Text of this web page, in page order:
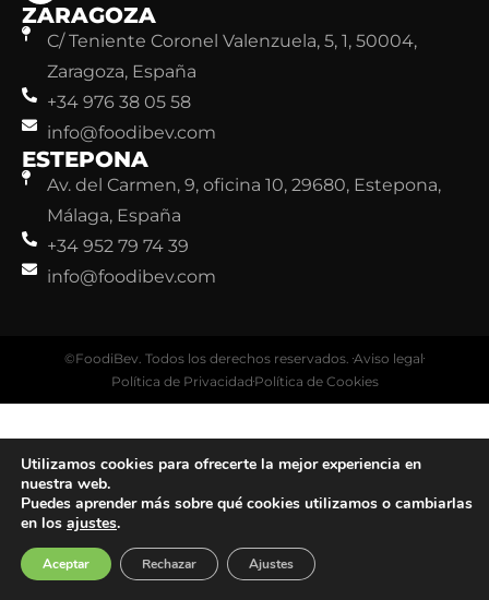
ZARAGOZA
C/ Teniente Coronel Valenzuela, 5, 1, 50004,
Zaragoza, España
+34 976 38 05 58
info@foodibev.com
ESTEPONA
Av. del Carmen, 9, oficina 10, 29680, Estepona,
Málaga, España
+34 952 79 74 39
info@foodibev.com
©FoodiBev. Todos los derechos reservados. Aviso legal
Política de PrivacidadPolítica de Cookies
Utilizamos cookies para ofrecerte la mejor experiencia en
nuestra web.
Puedes aprender más sobre qué cookies utilizamos o cambiarlas
en los ajustes.
Aceptar Rechazar Ajustes